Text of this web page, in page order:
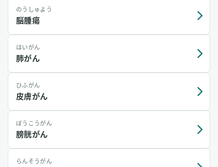
のうしゅよう
脳腫瘍
はいがん
肺がん
ひふがん
皮膚がん
ぼうこうがん
膀胱がん
らんそうがん